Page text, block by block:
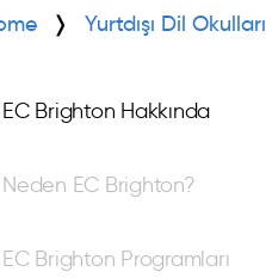
Yurtdışı Dil Okulları
EC Brighton Hakkında
Neden EC Brighton?
EC Brighton Programları